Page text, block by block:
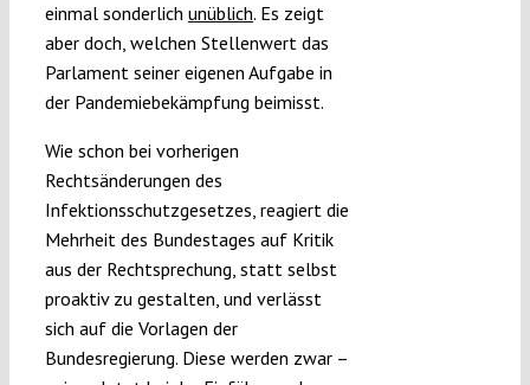
einmal sonderlich unüblich. Es zeigt
aber doch, welchen Stellenwert das
Parlament seiner eigenen Aufgabe in
der Pandemiebekämpfung beimisst.
Wie schon bei vorherigen
Rechtsänderungen des
Infektionsschutzgesetzes, reagiert die
Mehrheit des Bundestages auf Kritik
aus der Rechtsprechung, statt selbst
proaktiv zu gestalten, und verlässt
sich auf die Vorlagen der
Bundesregierung. Diese werden zwar –